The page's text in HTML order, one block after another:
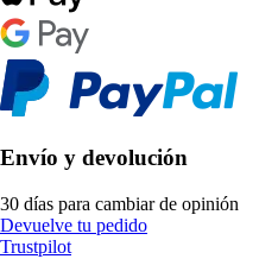
Envío y devolución
30 días para cambiar de opinión
Devuelve tu pedido
Trustpilot